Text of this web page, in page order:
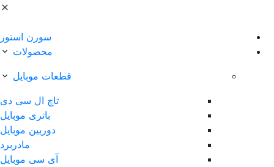
سورن استور
محصولات
قطعات موبایل
تاچ ال سی دی
باتری موبایل
دوربین موبایل
مادربرد
آی سی موبایل